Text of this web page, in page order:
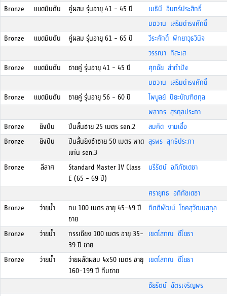
Bronze
แบดมินตัน คู่ผสม รุ่นอายุ 41 - 45 ปี
เมธินี อินทร์ประสิทธิ์
มฆวาน เสริมดำรงศักดิ์
Bronze
แบดมินตัน คู่ผสม รุ่นอายุ 61 - 65 ปี
วีระศักดิ์ พิทยาวุธวินิจ
วรรณา ทิสะเส
Bronze
แบดมินตัน ชายคู่ รุ่นอายุ 41 - 45 ปี
ศุภชัย สำกำปัง
มฆวาน เสริมดำรงศักดิ์
Bronze
แบดมินตัน ชายคู่ รุ่นอายุ 56 - 60 ปี
ไพบูลย์ ปิยะบัณฑิตกุล
พลากร สุรกุลประภา
Bronze
ยิงปืน ปืนสั้นชาย 25 เมตร sen.2
สมคิด งามเชื้อ
Bronze
ยิงปืน
ปืนสั้นยิงช้าชาย 50 เมตร พาด
แท่น sen.3
สุรพร สุทธิประภา
Bronze ลีลาศ
Standard Master IV Class
E (65 - 69 ปี)
นรีรัตน์ อภิภัชเดชา
ศรายุทธ อภิภัชเดชา
Bronze
ว่ายน้ำ
กบ 100 เมตร อายุ 45-49 ปี
ชาย
กิตติพัฒน์ โชคสุวัฒนสกุล
Bronze ว่ายน้ำ
กรรเชียง 100 เมตร อายุ 35-
39 ปี ชาย
เขตโสภณ ดีโยธา
Bronze ว่ายน้ำ
ว่ายผลัดผสม 4x50 เมตร อายุ
160-199 ปี ทีมชาย
เขตโสภณ ดีโยธา
ชัยรัตน์ ฉัตรเจริญพร